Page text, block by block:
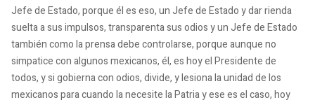
Jefe de Estado, porque él es eso, un Jefe de Estado y dar rienda
suelta a sus impulsos, transparenta sus odios y un Jefe de Estado
también como la prensa debe controlarse, porque aunque no
simpatice con algunos mexicanos, él, es hoy el Presidente de
todos, y si gobierna con odios, divide, y lesiona la unidad de los
mexicanos para cuando la necesite la Patria y ese es el caso, hoy